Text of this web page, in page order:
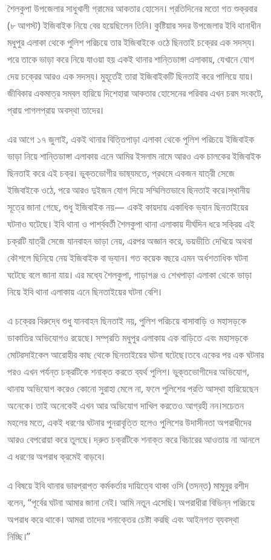
শৈলকুপা উপজেলার সাধুখালী গ্রামের আকতার হোসেন। প্রতিদিনের মতো গত শুক্রবার
(৮ আগস্ট) ইজিবাইক নিয়ে বের হয়েছিলেন তিনি। কুষ্টিয়ার সদর উপজেলার ইবি থানাধীন
মধুপুর এলাকা থেকে পুলিশ পরিচয়ে তার ইজিবাইকে ওঠে ছিনতাই চক্রের এক সদস্য।
পরে তাকে ভাড়া করে নিয়ে যাওয়া হয় একই থানার শান্তিডাঙ্গা এলাকায়, যেখানে যোগ
দেয় চক্রের আরও এক সদস্য। মুহূর্তেই তারা ইজিবাইকটি ছিনতাই করে পালিয়ে যায়।
জীবিকার একমাত্র সম্বল হারিয়ে দিশেহারা আকতার হোসেনের পরিবার এখন চরম সংকটে,
প্রায় পাগলপ্রায় অবস্থা তাদের।
এর আগে ১৭ জুলাই, একই থানার বিত্তিপাড়া এলাকা থেকে পুলিশ পরিচয়ে ইজিবাইক
ভাড়া নিয়ে শান্তিডাঙ্গা এলাকায় এনে আমির ইসলাম নামে আরও এক চালকের ইজিবাইক
ছিনতাই করে এই চক্র। ভুক্তভোগীর ভাষ্যমতে, প্রথমে একজন যাত্রী সেজে
ইজিবাইকে ওঠে, পরে আরও দুইজন যোগ দিয়ে সম্মিলিতভাবে ছিনতাই করে।স্থানীয়
সূত্রে জানা গেছে, শুধু ইজিবাইক নয়— একই কায়দায় একাধিক ভ্যান ছিনতাইয়ের
ঘটনাও ঘটেছে। ইবি থানা ও পার্শ্ববর্তী শৈলকুপা থানা এলাকায় দীর্ঘদিন ধরে সক্রিয় এই
চক্রটি যাত্রী সেজে যানবাহন ভাড়া নেয়, এরপর অজ্ঞান করে, ভয়ভীতি দেখিয়ে অথবা
কৌশলে ছিনিয়ে নেয় ইজিবাইক বা ভ্যান। গত কয়েক বছরে এমন অর্ধশতাধিক ঘটনা
ঘটেছে বলে জানা যায়। এর মধ্যে শৈলকুপা, গাড়াগঞ্জ ও শেখপাড়া এলাকা থেকে ভাড়া
নিয়ে ইবি থানা এলাকায় এনে ছিনতাইয়ের ঘটনা বেশি।
এ চক্রের বিরুদ্ধে শুধু যানবাহন ছিনতাই নয়, পুলিশ পরিচয়ে বাসাবাড়ি ও মহাসড়কে
ডাকাতির অভিযোগও রয়েছে। সম্প্রতি মধুপুর এলাকায় এক বাড়িতে এবং মহাসড়কে
মোটরসাইকেল আরোহীর কাছ থেকে ছিনতাইয়ের ঘটনা ঘটেছে।তবে একের পর এক ঘটনার
পরও এখন পর্যন্ত চক্রটিকে শনাক্ত করতে ব্যর্থ পুলিশ। ভুক্তভোগীদের অভিযোগ,
থানায় অভিযোগ করেও কোনো সুরাহা মেলে না, ফলে পুলিশের প্রতি আস্থা হারিয়েছেন
অনেকে। তাই অনেকেই এখন আর অভিযোগ দাখিল করতেও আগ্রহী নন।সচেতন
মহলের মতে, একই ধরণের ঘটনার পুনরাবৃত্তি হলেও পুলিশের উদাসীনতা অপরাধীদের
আরও বেপরোয়া করে তুলছে। দ্রুত চক্রটিকে শনাক্ত করে বিচারের আওতায় না আনলে
এ ধরণের অপরাধ ক্রমেই বাড়বে।
এ বিষয়ে ইবি থানার ভারপ্রাপ্ত কর্মকর্তার দায়িত্বে থাকা ওসি (তদন্ত) মামুনুর রশীদ
বলেন, “পূর্বের ঘটনা আমার জানা নেই। আমি নতুন এসেছি। অপরাধীরা বিভিন্ন পরিচয়ে
অপরাধ করে থাকে। আমরা তাদের শনাক্তের চেষ্টা করছি এবং আইনগত ব্যবস্থা
নিচ্ছি।”